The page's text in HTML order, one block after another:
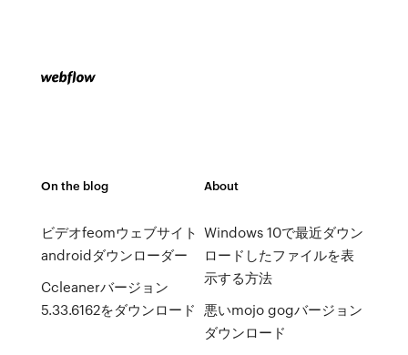
On the blog
ビデオfeomウェブサイト
androidダウンローダー
Ccleanerバージョン
5.33.6162をダウンロード
About
Windows 10で最近ダウン
ロードしたファイルを表
示する方法
悪いmojo gogバージョン
ダウンロード